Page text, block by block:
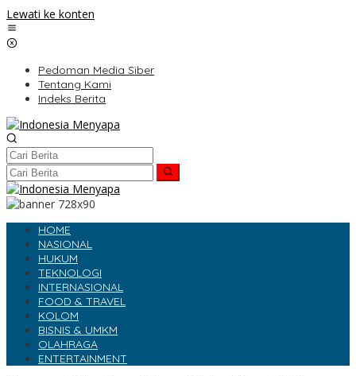
Lewati ke konten
Pedoman Media Siber
Tentang Kami
Indeks Berita
HOME
NASIONAL
HUKUM
TEKNOLOGI
INTERNASIONAL
FOOD & TRAVEL
KOLOM
BISNIS & UMKM
OLAHRAGA
ENTERTAINMENT